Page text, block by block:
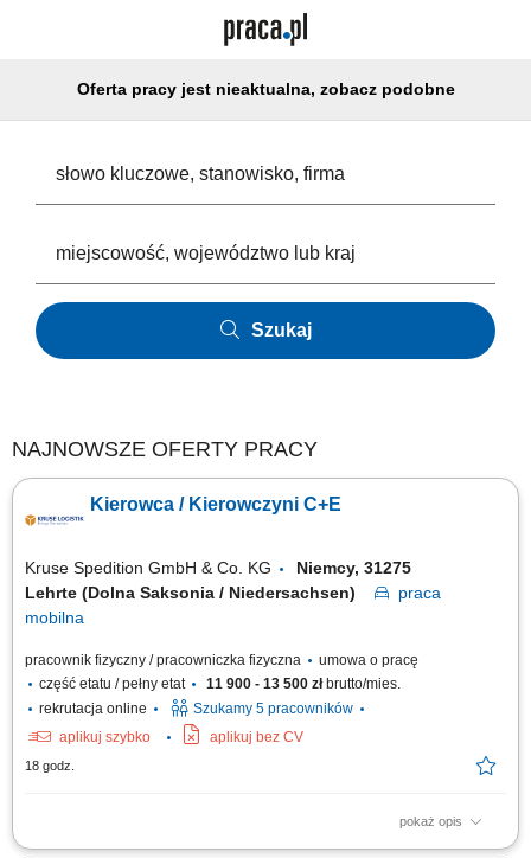
Oferta pracy jest nieaktualna, zobacz podobne
Szukaj
NAJNOWSZE OFERTY PRACY
Kierowca / Kierowczyni C+E
Kruse Spedition GmbH & Co. KG
Niemcy, 31275
Lehrte (Dolna Saksonia / Niedersachsen)
praca
mobilna
pracownik fizyczny / pracowniczka fizyczna
umowa o pracę
część etatu / pełny etat
11 900 - 13 500 złbrutto/mies.
rekrutacja online
Szukamy 5 pracowników
aplikuj szybko
aplikuj bez CV
18 godz.
pokaż opis
Zadania Realizowanie przewozów dystrybucyjnych artykułów